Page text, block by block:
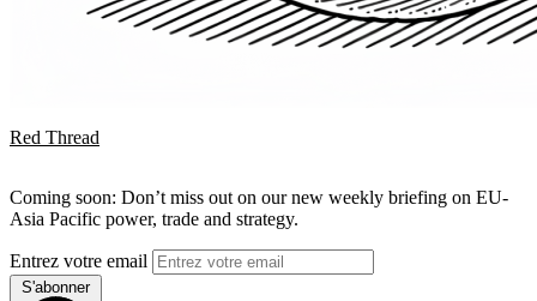
Red Thread
Coming soon: Don’t miss out on our new weekly briefing on EU-
Asia Pacific power, trade and strategy.
Entrez votre email
S'abonner